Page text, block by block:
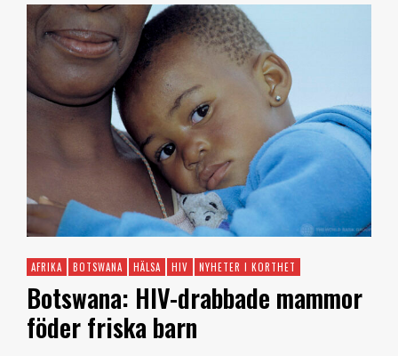
AFRIKA BOTSWANA HÄLSA HIV NYHETER I KORTHET
Botswana: HIV-drabbade mammor
föder friska barn